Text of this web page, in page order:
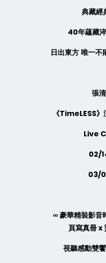
典藏經
40年蘊藏
日出東方 唯一不
張
《TimeLESS》
Live
02/
03/
∞豪華精裝影音
頁寫真冊x
視聽感動雙